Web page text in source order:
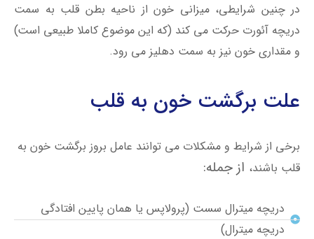
در چنین شرایطی، میزانی خون از ناحیه بطن قلب به سمت
دریچه آئورت حرکت می کند (که این موضوع کاملا طبیعی است)
و مقداری خون نیز به سمت دهلیز می رود.
علت برگشت خون به قلب
برخی از شرایط و مشکلات می توانند عامل بروز برگشت خون به
قلب باشند، از جمله:
دریچه میترال سست (پرولاپس یا همان پایین افتادگی
دریچه میترال)